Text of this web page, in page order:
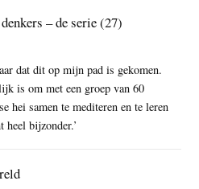
– de serie (27)
dat dit op mijn pad is gekomen.
is om met een groep van 60
hei samen te mediteren en te leren
heel bijzonder.’